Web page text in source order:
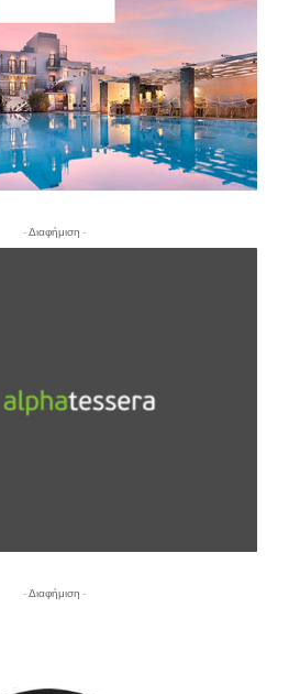
- Διαφήμιση -
- Διαφήμιση -